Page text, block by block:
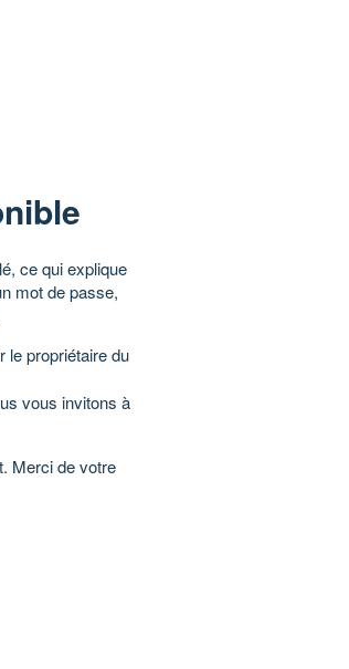
ce qui explique
mot de passe,
le propriétaire du
vous invitons à
Merci de votre